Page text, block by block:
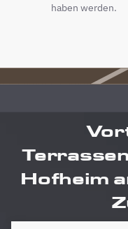
haben werden.
Hofheim